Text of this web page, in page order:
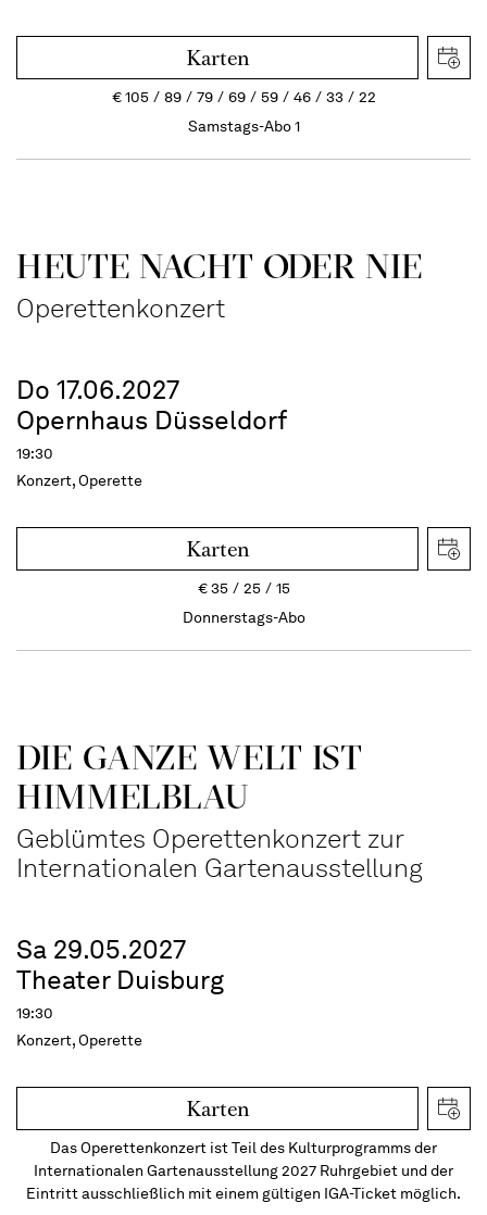
Karten
€105 89 79 69 59 46 33
22
Samstags-Abo 1
HEUTE NACHT ODER NIE
Operettenkonzert
Do 17.06.2027
Opernhaus Düsseldorf
19:30
Konzert, Operette
Karten
€35 25
15
Donnerstags-Abo
DIE GANZE WELT IST
HIMMEL­BLAU
Geblümtes Operettenkonzert zur
Internationalen Gartenausstellung
Sa 29.05.2027
Theater Duisburg
19:30
Konzert, Operette
Karten
Das Operettenkonzert ist Teil des Kulturprogramms der
Internationalen Gartenausstellung 2027 Ruhrgebiet und der
Eintritt ausschließlich mit einem gültigen IGA-Ticket möglich.